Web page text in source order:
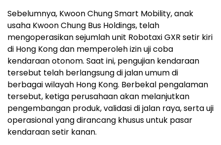
Sebelumnya, Kwoon Chung Smart Mobility, anak
usaha Kwoon Chung Bus Holdings, telah
mengoperasikan sejumlah unit Robotaxi GXR setir kiri
di Hong Kong dan memperoleh izin uji coba
kendaraan otonom. Saat ini, pengujian kendaraan
tersebut telah berlangsung di jalan umum di
berbagai wilayah Hong Kong. Berbekal pengalaman
tersebut, ketiga perusahaan akan melanjutkan
pengembangan produk, validasi di jalan raya, serta uji
operasional yang dirancang khusus untuk pasar
kendaraan setir kanan.